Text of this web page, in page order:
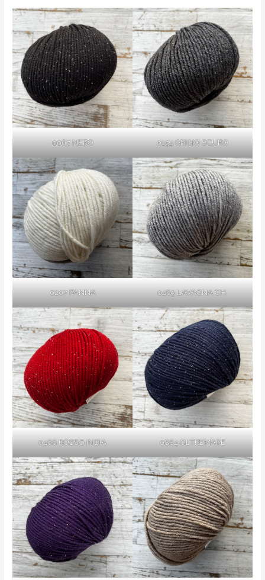
0067 NERO 0154 GRIGIO SCURO
0207 PANNA 0463 LAVAGNA CH.
0466 ROSSO INDIA 0884 OLTREMARE